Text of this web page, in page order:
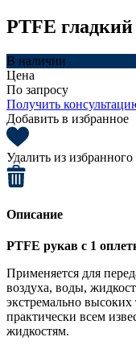
PTFE гладкий
В наличии
Цена
По запросу
Получить
Добавить в избранное
Удалить из избранного
Описание
PTFE рукав с 1
Применяется для
воздуха, воды,
экстремально
практически всем
жидкостям.